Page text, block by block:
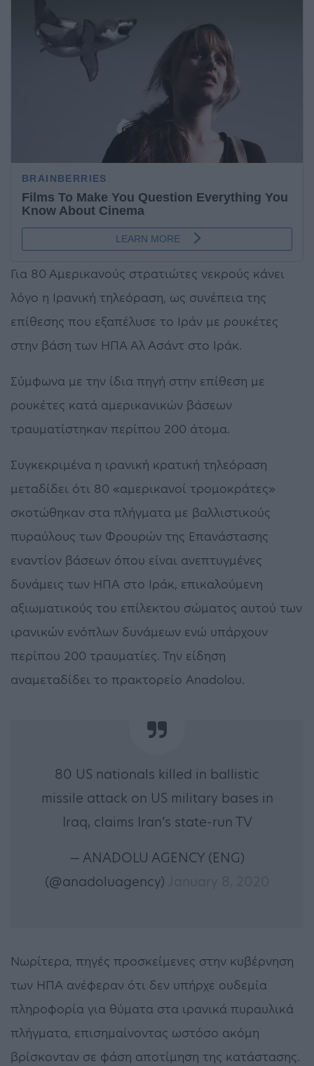
Για 80 Αμερικανούς στρατιώτες νεκρούς κάνει
λόγο η Ιρανική τηλεόραση, ως συνέπεια της
επίθεσης που εξαπέλυσε το Ιράν με ρουκέτες
στην βάση των ΗΠΑ Αλ Ασάντ στο Ιράκ.
Σύμφωνα με την ίδια πηγή στην επίθεση με
ρουκέτες κατά αμερικανικών βάσεων
τραυματίστηκαν περίπου 200 άτομα.
Συγκεκριμένα η ιρανική κρατική τηλεόραση
μεταδίδει ότι 80 «αμερικανοί τρομοκράτες»
σκοτώθηκαν στα πλήγματα με βαλλιστικούς
πυραύλους των Φρουρών της Επανάστασης
εναντίον βάσεων όπου είναι ανεπτυγμένες
δυνάμεις των ΗΠΑ στο Ιράκ, επικαλούμενη
αξιωματικούς του επίλεκτου σώματος αυτού των
ιρανικών ενόπλων δυνάμεων ενώ υπάρχουν
περίπου 200 τραυματίες. Την είδηση
αναμεταδίδει το πρακτορείο Anadolou.
80 US nationals killed in ballistic
missile attack on US military bases in
Iraq, claims Iran’s state-run TV
— ANADOLU AGENCY (ENG)
(@anadoluagency)
Νωρίτερα, πηγές προσκείμενες στην κυβέρνηση
των ΗΠΑ ανέφεραν ότι δεν υπήρχε ουδεμία
πληροφορία για θύματα στα ιρανικά πυραυλικά
πλήγματα, επισημαίνοντας ωστόσο ακόμη
βρίσκονταν σε φάση αποτίμηση της κατάστασης.